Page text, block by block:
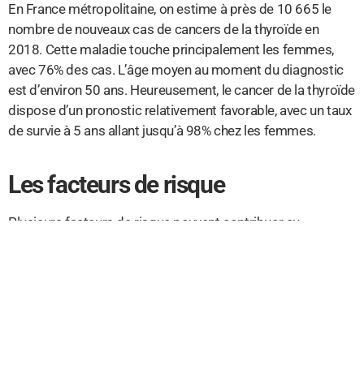
En France métropolitaine, on estime à près de 10 665 le
nombre de nouveaux cas de cancers de la thyroïde en
2018. Cette maladie touche principalement les femmes,
avec 76% des cas. L’âge moyen au moment du diagnostic
est d’environ 50 ans. Heureusement, le cancer de la thyroïde
dispose d’un pronostic relativement favorable, avec un taux
de survie à 5 ans allant jusqu’à 98% chez les femmes.
Les facteurs de risque
Plusieurs facteurs de risque peuvent contribuer au